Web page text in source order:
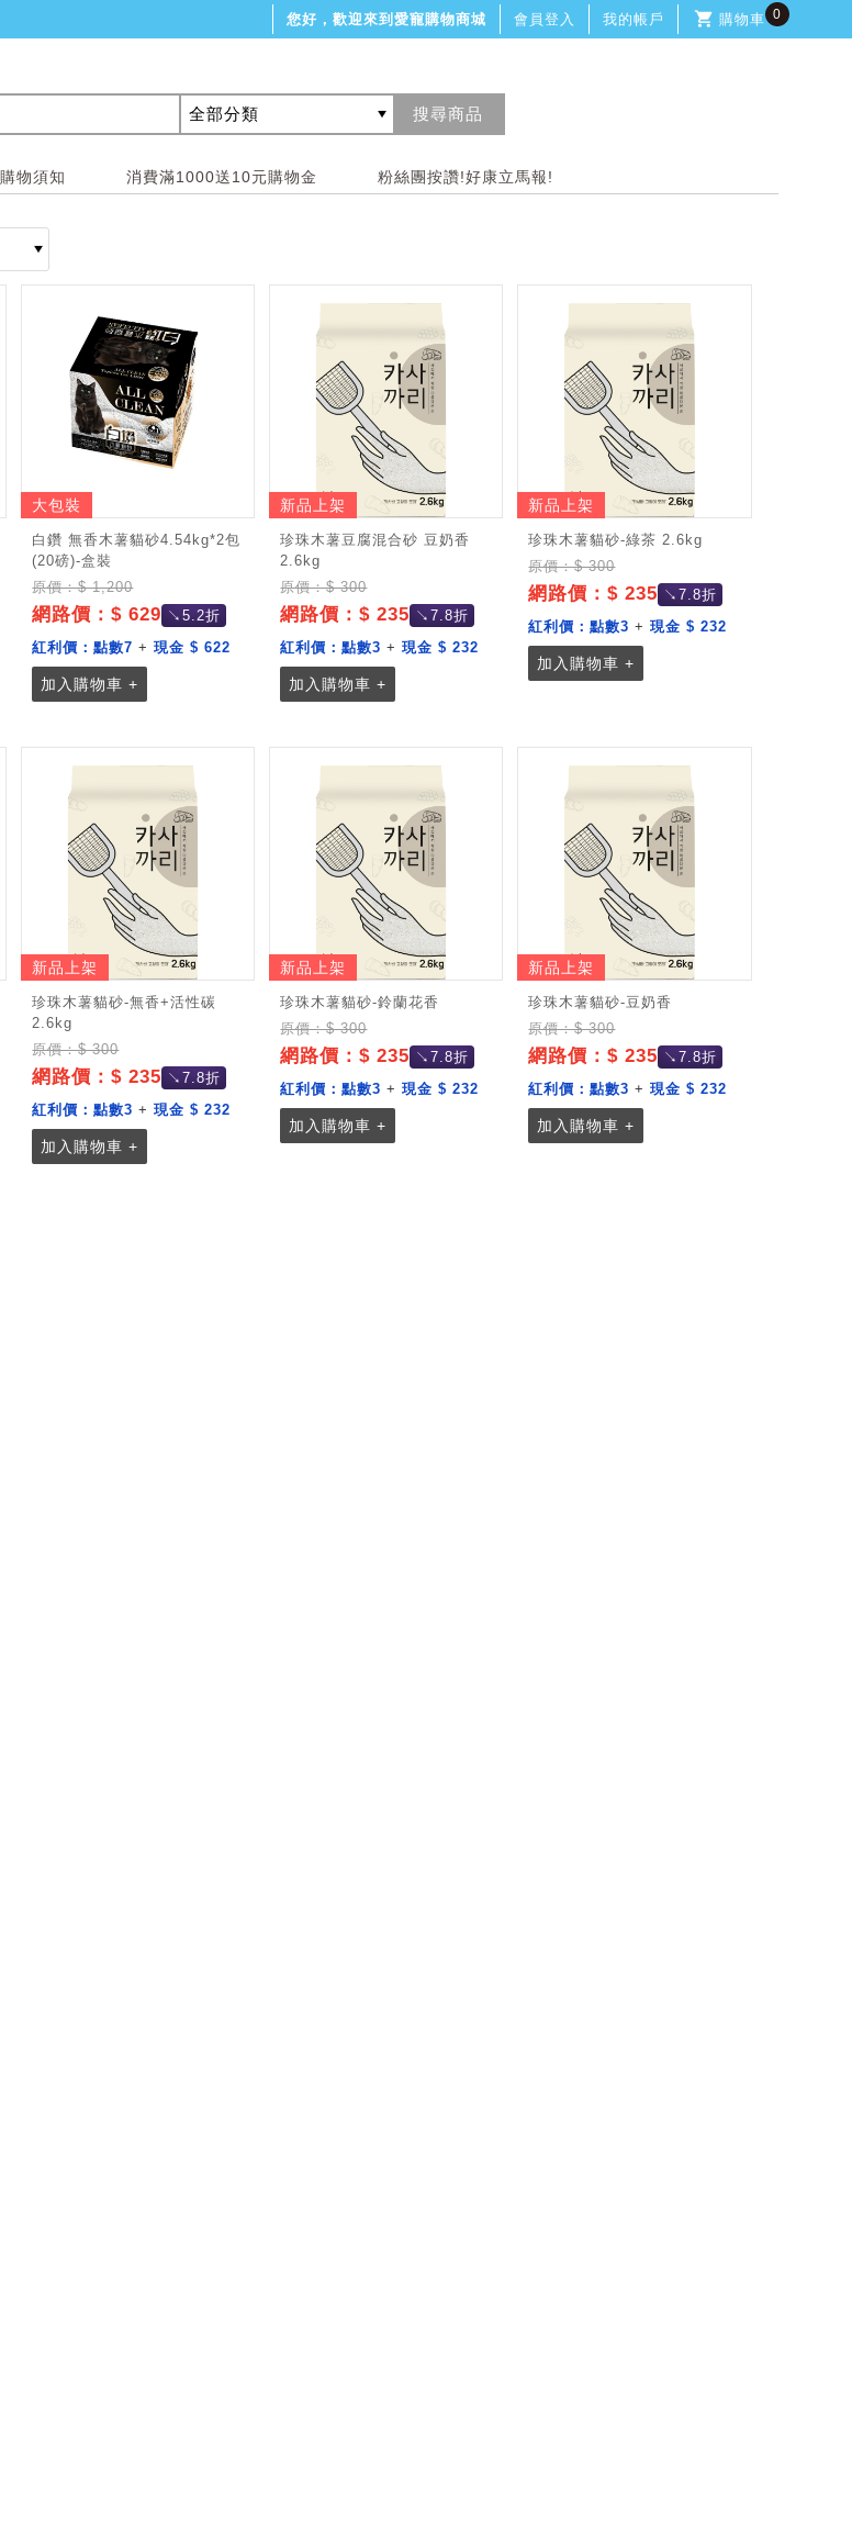
您好，歡迎來到愛寵購物商城 會員登入 我的帳戶 購物車 0
購物須知 消費滿1000送10元購物金 粉絲團按讚!好康立馬報!
大包裝
白鑽 無香木薯貓砂4.54kg*2包
(20磅)-盒裝
原價：$ 1,200
網路價：$ 629 ↘5.2折
紅利價：點數7 +現金 $ 622
加入購物車 +
新品上架
珍珠木薯豆腐混合砂 豆奶香
2.6kg
原價：$ 300
網路價：$ 235 ↘7.8折
紅利價：點數3 +現金 $ 232
加入購物車 +
新品上架
珍珠木薯貓砂-綠茶 2.6kg
原價：$ 300
網路價：$ 235 ↘7.8折
紅利價：點數3 +現金 $ 232
加入購物車 +
新品上架
珍珠木薯貓砂-無香+活性碳
2.6kg
原價：$ 300
網路價：$ 235 ↘7.8折
紅利價：點數3 +現金 $ 232
加入購物車 +
新品上架
珍珠木薯貓砂-鈴蘭花香
原價：$ 300
網路價：$ 235 ↘7.8折
紅利價：點數3 +現金 $ 232
加入購物車 +
新品上架
珍珠木薯貓砂-豆奶香
原價：$ 300
網路價：$ 235 ↘7.8折
紅利價：點數3 +現金 $ 232
加入購物車 +